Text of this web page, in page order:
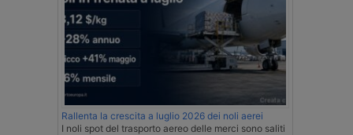
Rallenta la crescita a luglio 2026 dei noli aerei
I noli spot del trasporto aereo delle merci sono saliti